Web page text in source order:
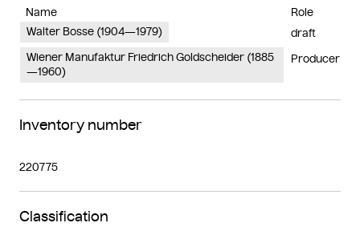
Name
Role
Walter Bosse (1904—1979)
draft
Wiener Manufaktur Friedrich Goldscheider (1885
—1960)
Producer
Inventory number
220775
Classification